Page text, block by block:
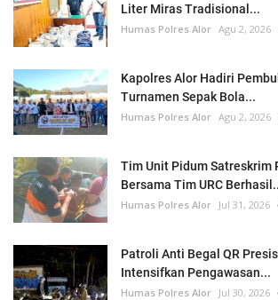
Liter Miras Tradisional...
Humas Polres Alor Agu 2, 2026
Kapolres Alor Hadiri
Turnamen Sepak Bola...
Humas Polres Alor Agu 2, 2026
Tim Unit Pidum Satreskrim
Bersama Tim URC
Humas Polres Alor Jul 31, 2026
Patroli Anti Begal QR
Intensifkan Pengawasan...
Humas Polres Alor Jul 30, 2026